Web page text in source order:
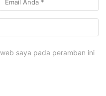
saya pada peramban ini